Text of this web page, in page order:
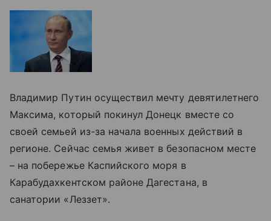
Владимир Путин осуществил мечту девятилетнего
Максима, который покинул Донецк вместе со
своей семьей из-за начала военных действий в
регионе. Сейчас семья живет в безопасном месте
– на побережье Каспийского моря в
Карабудахкентском районе Дагестана, в
санатории «Леззет».